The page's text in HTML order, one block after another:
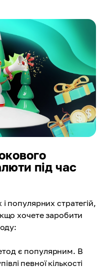
під час
популярних стратегій,
хочете заробити
є популярним. В
певної кількості